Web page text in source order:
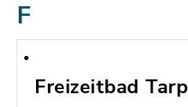
F
Freizeitbad Tarp